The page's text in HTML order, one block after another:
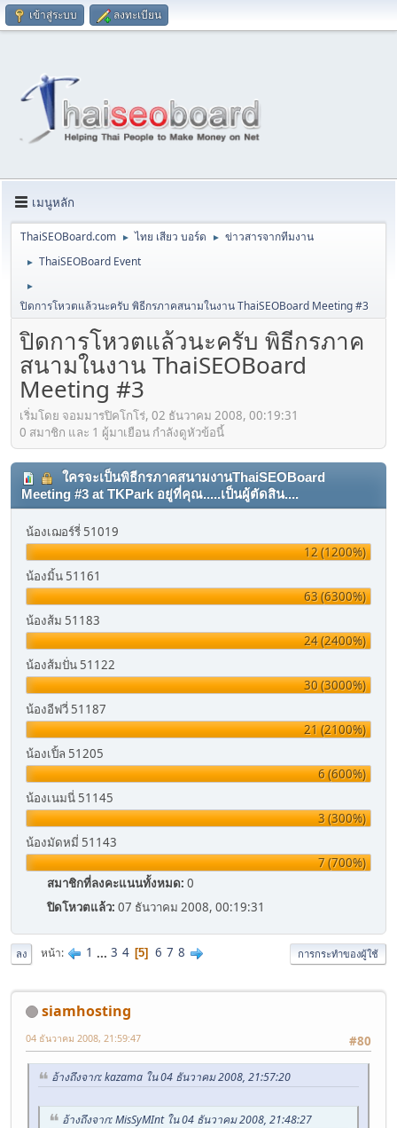
เข้าสู่ระบบ ลงทะเบียน
เมนูหลัก
ThaiSEOBoard.com ► ไทย เสียว บอร์ด ► ข่าวสารจากทีมงาน
► ThaiSEOBoard Event
►
ปิดการโหวตแล้วนะครับ พิธีกรภาคสนามในงาน ThaiSEOBoard Meeting #3
ปิดการโหวตแล้วนะครับ พิธีกรภาค
สนามในงาน ThaiSEOBoard
Meeting #3
เริ่มโดย จอมมารปิคโกโร่, 02 ธันวาคม 2008, 00:19:31
0 สมาชิก และ 1 ผู้มาเยือน กำลังดูหัวข้อนี้
ใครจะเป็นพิธีกรภาคสนามงานThaiSEOBoard
Meeting #3 at TKPark อยู่ที่คุณ.....เป็นผู้ตัดสิน....
น้องเฌอร์รี่ 51019
12 (1200%)
น้องมิ้น 51161
63 (6300%)
น้องส้ม 51183
24 (2400%)
น้องส้มปั่น 51122
30 (3000%)
น้องอีฟวี่ 51187
21 (2100%)
น้องเปิ้ล 51205
6 (600%)
น้องเนมนี่ 51145
3 (300%)
น้องมัดหมี่ 51143
7 (700%)
สมาชิกที่ลงคะแนนทั้งหมด: 0
ปิดโหวตแล้ว: 07 ธันวาคม 2008, 00:19:31
ลง หน้า 1 ... 3 4 5 6 7 8 การกระทำของผู้ใช้
siamhosting
#80
04 ธันวาคม 2008, 21:59:47
อ้างถึงจาก: kazama ใน 04 ธันวาคม 2008, 21:57:20
อ้างถึงจาก: MisSyMInt ใน 04 ธันวาคม 2008, 21:48:27